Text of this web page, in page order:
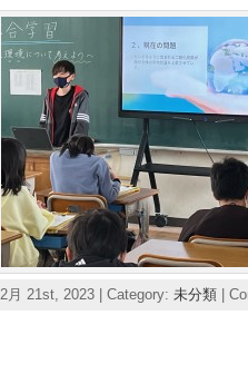
2月 21st, 2023 | Category: 未分類|